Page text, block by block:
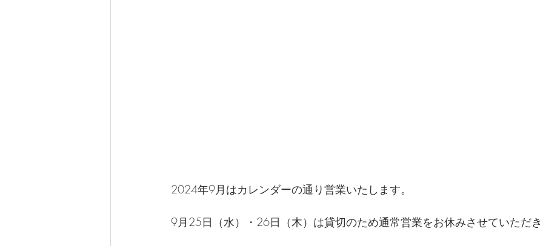
2024年9月はカレンダーの通り営業いたします。
9月25日（水）・26日（木）は貸切のため通常営業をお休みさせていただ